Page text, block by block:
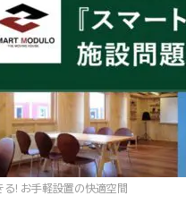
る! お手軽設置の快適空間